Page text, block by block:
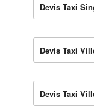
Devis Taxi
Devis Taxi
Devis Taxi